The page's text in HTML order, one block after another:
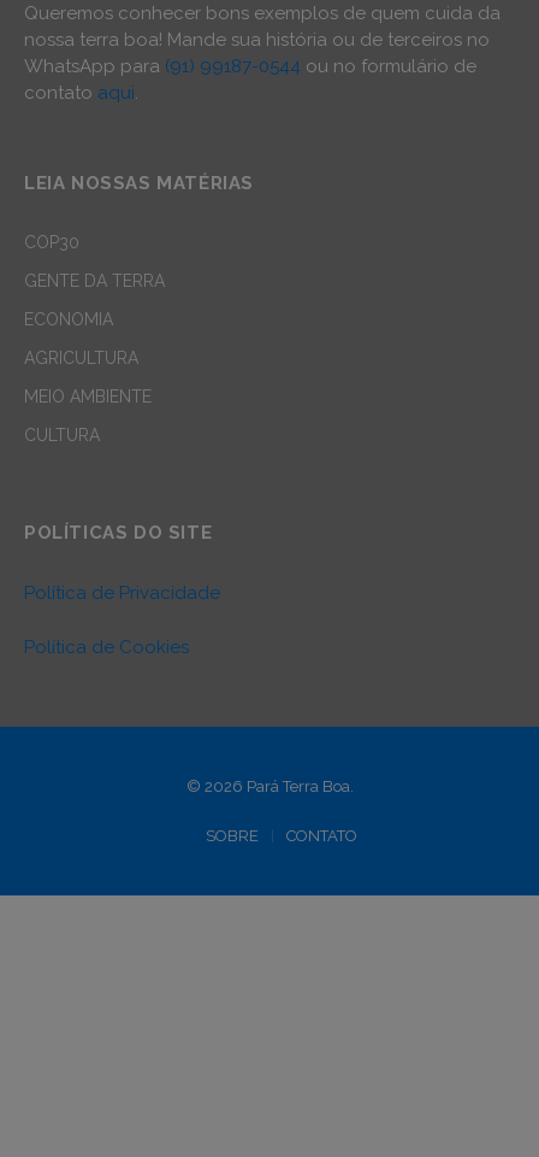
Queremos conhecer bons exemplos de quem cuida da
nossa terra boa! Mande sua história ou de terceiros no
WhatsApp para (91) 99187-0544 ou no formulário de
contato aqui.
LEIA NOSSAS MATÉRIAS
COP30
GENTE DA TERRA
ECONOMIA
AGRICULTURA
MEIO AMBIENTE
CULTURA
POLÍTICAS DO SITE
Política de Privacidade
Política de Cookies
© 2026 Pará Terra Boa.
SOBRE CONTATO